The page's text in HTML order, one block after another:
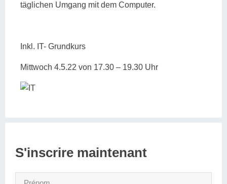
täglichen Umgang mit dem Computer.
Inkl. IT- Grundkurs
Mittwoch 4.5.22 von 17.30 – 19.30 Uhr
S'inscrire maintenant